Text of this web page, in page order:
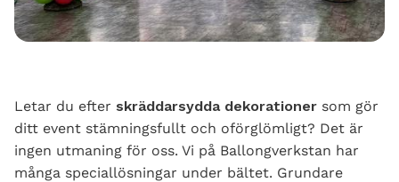
Letar du efter skräddarsydda dekorationer som gör
ditt event stämningsfullt och oförglömligt? Det är
ingen utmaning för oss. Vi på Ballongverkstan har
många speciallösningar under bältet. Grundare